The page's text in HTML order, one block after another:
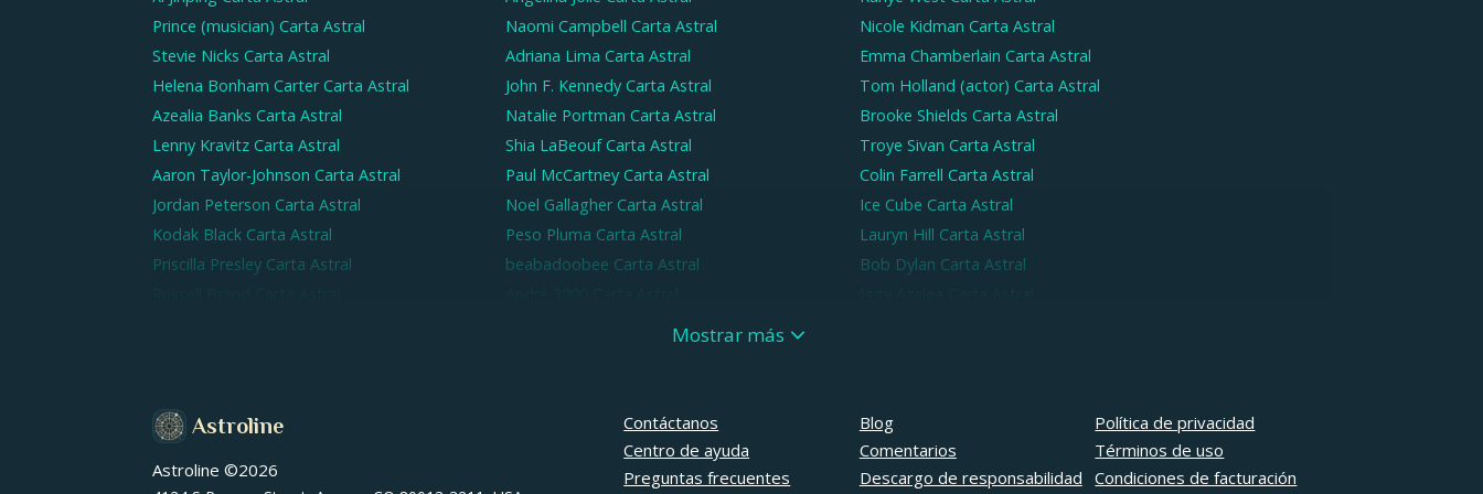
Prince (musician) Carta Astral Naomi Campbell Carta Astral Nicole Kidman Carta Astral
Stevie Nicks Carta Astral Adriana Lima Carta Astral Emma Chamberlain Carta Astral
Helena Bonham Carter Carta Astral John F. Kennedy Carta Astral Tom Holland (actor) Carta Astral
Azealia Banks Carta Astral Natalie Portman Carta Astral Brooke Shields Carta Astral
Lenny Kravitz Carta Astral Shia LaBeouf Carta Astral Troye Sivan Carta Astral
Aaron Taylor-Johnson Carta Astral Paul McCartney Carta Astral Colin Farrell Carta Astral
Jordan Peterson Carta Astral Noel Gallagher Carta Astral Ice Cube Carta Astral
Kodak Black Carta Astral Peso Pluma Carta Astral Lauryn Hill Carta Astral
Priscilla Presley Carta Astral beabadoobee Carta Astral Bob Dylan Carta Astral
Carta AstralMostrar más
Astroline
Astroline ©2026
Contáctanos
Centro de ayuda
Preguntas frecuentes
Blog
Comentarios
Descargo de responsabilidad
Política de privacidad
Términos de uso
Condiciones de facturación